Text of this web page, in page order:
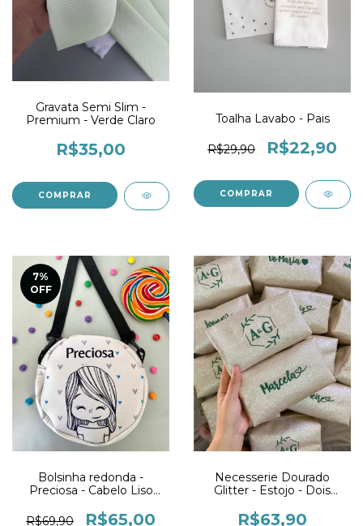
Gravata Semi Slim -
Premium - Verde Claro
R$35,00
Toalha Lavabo - Pais
R$29,90 R$22,90
7%
OFF
Bolsinha redonda -
Preciosa - Cabelo Liso
R$69,90
R$65,00
Necesserie Dourado
Glitter - Estojo - Dois
R$63,90